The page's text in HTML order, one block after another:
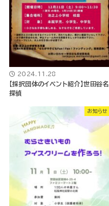
2024.11.28
【採択団体のイベント紹介】世田谷名
探偵
お知らせ